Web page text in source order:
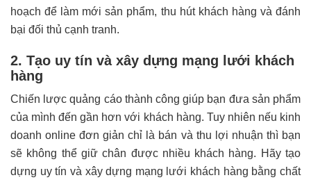
hoạch để làm mới sản phẩm, thu hút khách hàng và đánh
bại đối thủ cạnh tranh.
2. Tạo uy tín và xây dựng mạng lưới khách
hàng
Chiến lược quảng cáo thành công giúp bạn đưa sản phẩm
của mình đến gần hơn với khách hàng. Tuy nhiên nếu kinh
doanh online đơn giản chỉ là bán và thu lợi nhuận thì bạn
sẽ không thể giữ chân được nhiều khách hàng. Hãy tạo
dựng uy tín và xây dựng mạng lưới khách hàng bằng chất